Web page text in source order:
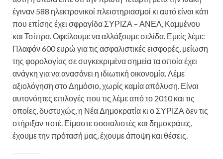
έγιναν 588 ηλεκτρονικοί πλειστηριασμοί κι αυτό είναι κάτι
που επίσης έχει σφραγίδα ΣΥΡΙΖΑ – ΑΝΕΛ, Καμμένου
και Τσίπρα. Οφείλουμε να αλλάξουμε σελίδα. Εμείς λέμε:
Πλαφόν 600 ευρώ για τις ασφαλιστικές εισφορές, μείωση
της φορολογίας σε συγκεκριμένα σημεία τα οποία έχει
ανάγκη για να ανασάνει η ιδιωτική οικονομία. Λέμε
αξιολόγηση στο Δημόσιο, χωρίς καμία απόλυση. Είναι
αυτονόητες επιλογές που τις λέμε από το 2010 και τις
οποίες, δυστυχώς, η Νέα Δημοκρατία κι ο ΣΥΡΙΖΑ δεν τις
στήριξαν ποτέ. Είμαστε σοσιαλιστές και δημοκράτες,
έχουμε την πρότασή μας, έχουμε άποψη και θέσεις.